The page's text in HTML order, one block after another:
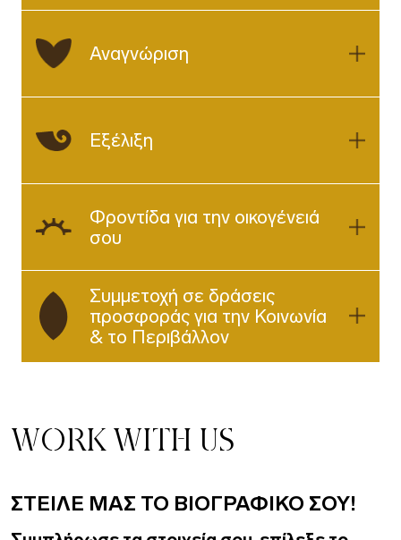
Αναγνώριση
Εξέλιξη
Φροντίδα για την οικογένειά
σου
Συμμετοχή σε δράσεις
προσφοράς για την Κοινωνία
& το Περιβάλλον
WORK WITH US
ΣΤΕΙΛΕ ΜΑΣ ΤΟ ΒΙΟΓΡΑΦΙΚΟ ΣΟΥ!